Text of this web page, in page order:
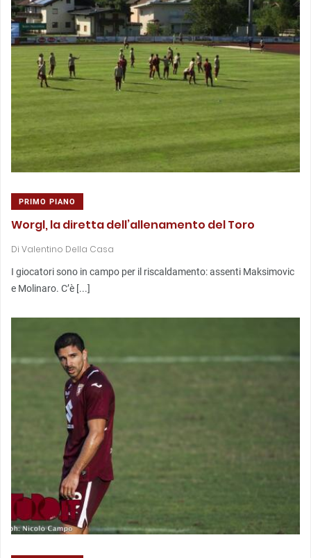
PRIMO PIANO
Worgl, la diretta dell’allenamento del Toro
Di Valentino Della Casa
I giocatori sono in campo per il riscaldamento: assenti Maksimovic
e Molinaro. C’è [...]